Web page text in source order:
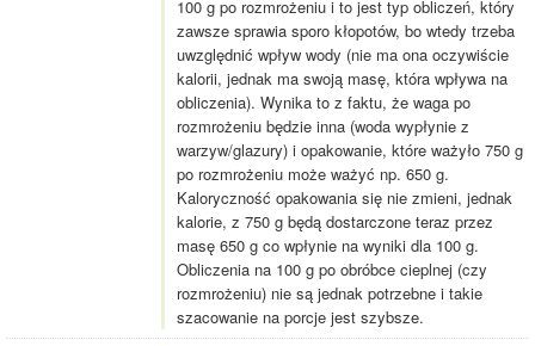
100 g po rozmrożeniu i to jest typ obliczeń, który
zawsze sprawia sporo kłopotów, bo wtedy trzeba
uwzględnić wpływ wody (nie ma ona oczywiście
kalorii, jednak ma swoją masę, która wpływa na
obliczenia). Wynika to z faktu, że waga po
rozmrożeniu będzie inna (woda wypłynie z
warzyw/glazury) i opakowanie, które ważyło 750 g
po rozmrożeniu może ważyć np. 650 g.
Kaloryczność opakowania się nie zmieni, jednak
kalorie, z 750 g będą dostarczone teraz przez
masę 650 g co wpłynie na wyniki dla 100 g.
Obliczenia na 100 g po obróbce cieplnej (czy
rozmrożeniu) nie są jednak potrzebne i takie
szacowanie na porcje jest szybsze.